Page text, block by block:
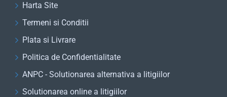
Harta Site
Termeni si Conditii
Plata si Livrare
Politica de Confidentialitate
ANPC - Solutionarea alternativa a litigiilor
Solutionarea online a litigiilor